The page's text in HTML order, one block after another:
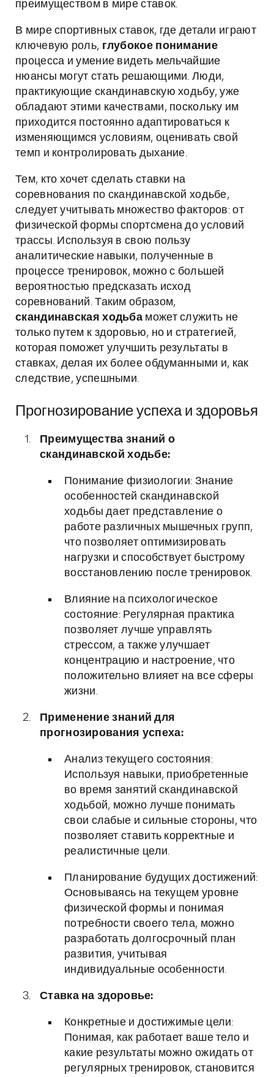
преимуществом в мире ставок.
В мире спортивных ставок, где детали играют
ключевую роль, глубокое понимание
процесса и умение видеть мельчайшие
нюансы могут стать решающими. Люди,
практикующие скандинавскую ходьбу, уже
обладают этими качествами, поскольку им
приходится постоянно адаптироваться к
изменяющимся условиям, оценивать свой
темп и контролировать дыхание.
Тем, кто хочет сделать ставки на
соревнования по скандинавской ходьбе,
следует учитывать множество факторов: от
физической формы спортсмена до условий
трассы. Используя в свою пользу
аналитические навыки, полученные в
процессе тренировок, можно с большей
вероятностью предсказать исход
соревнований. Таким образом,
скандинавская ходьба может служить не
только путем к здоровью, но и стратегией,
которая поможет улучшить результаты в
ставках, делая их более обдуманными и, как
следствие, успешными.
Прогнозирование успеха и здоровья
Преимущества знаний о
скандинавской ходьбе:
Понимание физиологии: Знание
особенностей скандинавской
ходьбы дает представление о
работе различных мышечных групп,
что позволяет оптимизировать
нагрузки и способствует быстрому
восстановлению после тренировок.
Влияние на психологическое
состояние: Регулярная практика
позволяет лучше управлять
стрессом, а также улучшает
концентрацию и настроение, что
положительно влияет на все сферы
жизни.
Применение знаний для
прогнозирования успеха:
Анализ текущего состояния:
Используя навыки, приобретенные
во время занятий скандинавской
ходьбой, можно лучше понимать
свои слабые и сильные стороны, что
позволяет ставить корректные и
реалистичные цели.
Планирование будущих достижений:
Основываясь на текущем уровне
физической формы и понимая
потребности своего тела, можно
разработать долгосрочный план
развития, учитывая
индивидуальные особенности.
Ставка на здоровье:
Конкретные и достижимые цели:
Понимая, как работает ваше тело и
какие результаты можно ожидать от
регулярных тренировок, становится